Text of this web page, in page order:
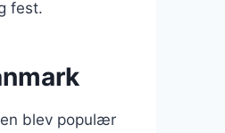
fest.
blev populær